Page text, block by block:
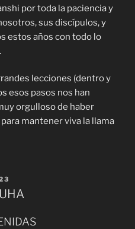
por toda la paciencia y
sus discípulos, y
estos años con todo lo
lecciones (dentro y
esos pasos nos han
orgulloso de haber
mantener viva la llama